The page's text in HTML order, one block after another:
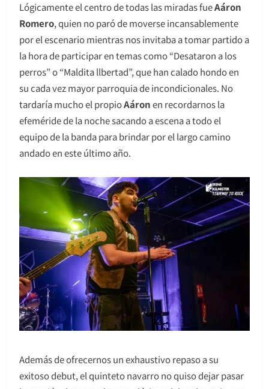
Lógicamente el centro de todas las miradas fueAáron
Romero, quien no paró de moverse incansablemente
por el escenario mientras nos invitaba a tomar partido a
la hora de participar en temas como “Desataron a los
perros” o “Maldita llbertad”, que han calado hondo en
su cada vez mayor parroquia de incondicionales. No
tardaría mucho el propioAáronen recordarnos la
efeméride de la noche sacando a escena a todo el
equipo de la banda para brindar por el largo camino
andado en este último año.
Además de ofrecernos un exhaustivo repaso a su
exitoso debut, el quinteto navarro no quiso dejar pasar